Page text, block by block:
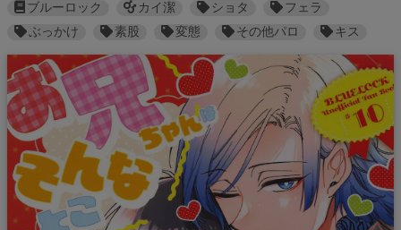
ブルーロック カイ潔 ショタ
フェラ
ぶっかけ
素股 変態 その他パロ キス